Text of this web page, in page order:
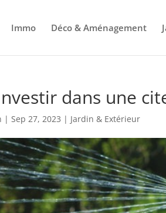
Immo Déco & Aménagement
dans une
|Sep 27, 2023 | Jardin & Extérieur